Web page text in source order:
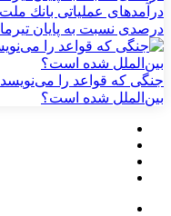
درصدی نسبت به پایان تیرماه
جنگی که قواعد را
بین‌الملل شده است؟